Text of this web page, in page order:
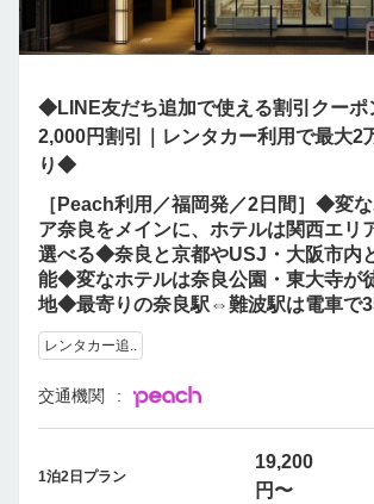
◆LINE友だち追加で使える割引クーポ
2,000円割引｜レンタカー利用で最大2
り◆
［Peach利用／福岡発／2日間］◆変
ア奈良をメインに、ホテルは関西エリ
選べる◆奈良と京都やUSJ・大阪市内
能◆変なホテルは奈良公園・東大寺が
地◆最寄りの奈良駅⇔難波駅は電車で
レンタカー追..
交通機関
1泊2日プラン
19,200
円〜